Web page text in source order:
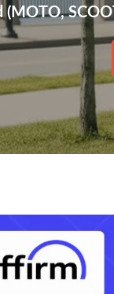
(MOTO,